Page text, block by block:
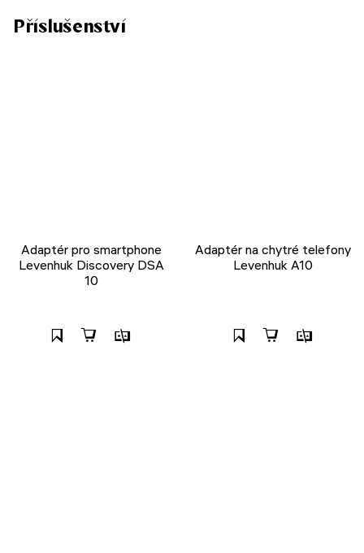
Příslušenství
Adaptér pro smartphone
Levenhuk Discovery DSA
10
Adaptér na chytré telefony
Levenhuk A10